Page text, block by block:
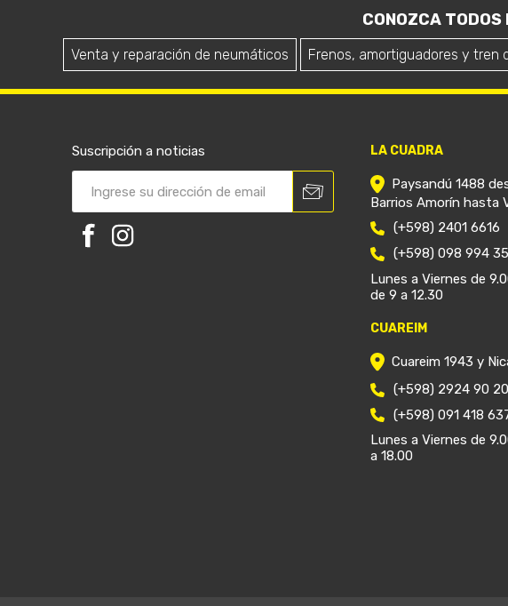
CONOZCA TODOS
Venta y reparación de neumáticos Frenos, amortiguadores y tren
Suscripción a noticias LA CUADRA
Paysandú 1488
Barrios Amorín hasta
(+598) 2401 6616
(+598) 098 994
Lunes a Viernes de
de 9 a 12.30
CUAREIM
Cuareim 1943 y
(+598) 2924 90 20
(+598) 091 418
Lunes a Viernes de
a 18.00